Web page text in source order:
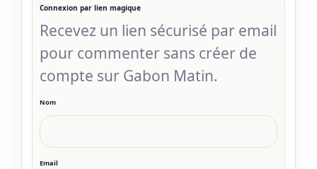
Connexion par lien magique
Recevez un lien sécurisé par email
pour commenter sans créer de
compte sur Gabon Matin.
Nom
Email